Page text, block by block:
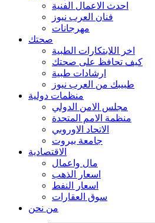
احدث الاعمال الفنية
فنان العرب نيوز
مهرجانات
صحتك
اخر اللابتكارات الطبية
كيف تحافظ على صحتك
ارشادات طبية
طبيبك من العرب نيوز
منظمات دولية
مجلس الامن الدولي
منظمة الامم المتحدة
الاتحاد الاوروبي
جامعة بيروت
الاقتصادية
مال واعمال
اسعار الذهب
اسعار النفط
سوق العقارات
من نحن